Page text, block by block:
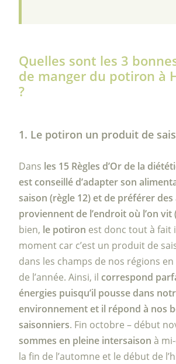
Quelles sont les 3
de manger du potiron à
?
1. Le potiron un produit de
Dans les 15 Règles d’Or de la
est conseillé d’adapter son
saison (règle 12) et de préférer
proviennent de l’endroit où l’on vit
bien, le potiron est donc tout à fait
moment car c’est un produit de
dans les champs de nos régions
de l’année. Ainsi, il correspond
énergies puisqu’il pousse dans
environnement et il répond à nos
saisonniers. Fin octobre – début
sommes en pleine intersaisonà
la fin de l’automne et le début de